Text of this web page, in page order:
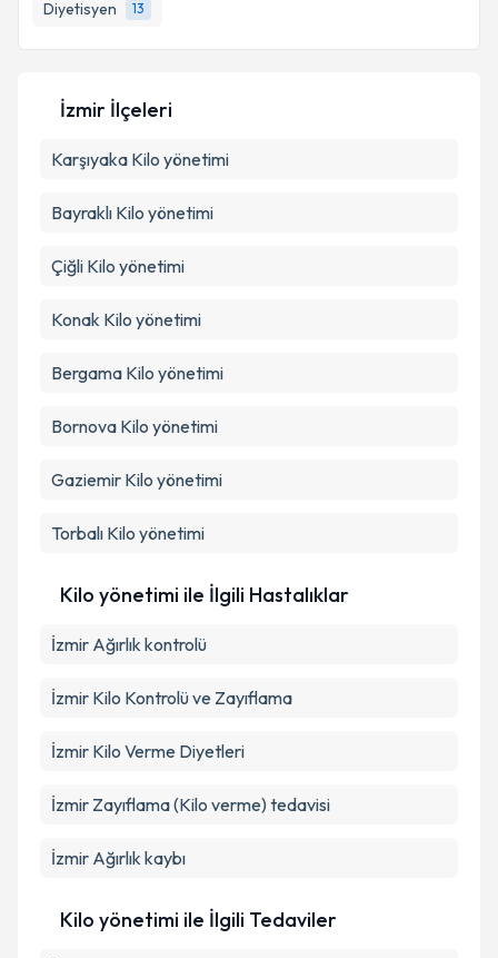
Diyetisyen 13
E-posta Adresiniz
Metni'ni okudum ve kişisel verilerimin belirtilen
İzmir İlçeleri
Karşıyaka Kilo yönetimi
Bayraklı Kilo yönetimi
Çiğli Kilo yönetimi
Konak Kilo yönetimi
Bergama Kilo yönetimi
Bornova Kilo yönetimi
Gaziemir Kilo yönetimi
Torbalı Kilo yönetimi
Kilo yönetimi ile İlgili Hastalıklar
İzmir Ağırlık kontrolü
İzmir Kilo Kontrolü ve Zayıflama
İzmir Kilo Verme Diyetleri
İzmir Zayıflama (Kilo verme) tedavisi
İzmir Ağırlık kaybı
Kilo yönetimi ile İlgili Tedaviler